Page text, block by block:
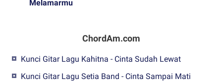
Melamarmu
ChordAm.com
Kunci Gitar Lagu Kahitna - Cinta Sudah Lewat
Kunci Gitar Lagu Setia Band - Cinta Sampai Mati